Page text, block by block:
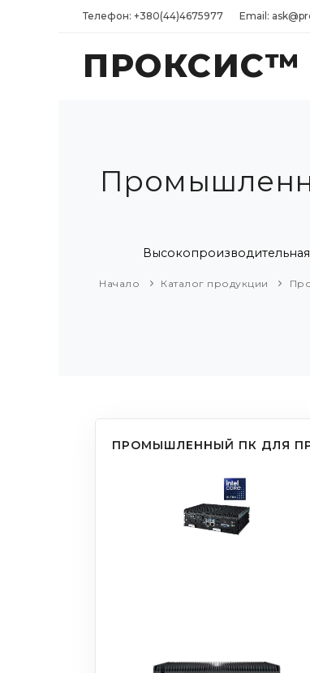
Телефон: +380(44)4675977 Email:
ПРОКСИС™
Высокопроизводительная
Начало Каталог продукции
ПРОМЫШЛЕННЫЙ ПК ДЛЯ